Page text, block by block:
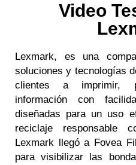
Video
Lexmark, es una
soluciones y tecnologías
clientes a imprimir,
información con
diseñadas para un uso
reciclaje responsable
Lexmark llegó a Fovea
para visibilizar las